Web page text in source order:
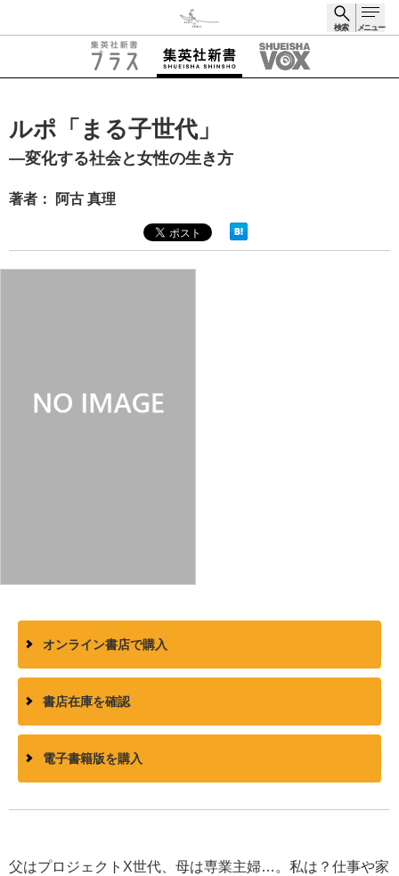
検索 メニュー
ルポ「まる子世代」
―変化する社会と女性の生き方
著者： 阿古 真理
オンライン書店で購入
書店在庫を確認
電子書籍版を購入
父はプロジェクトX世代、母は専業主婦…。私は？仕事や家